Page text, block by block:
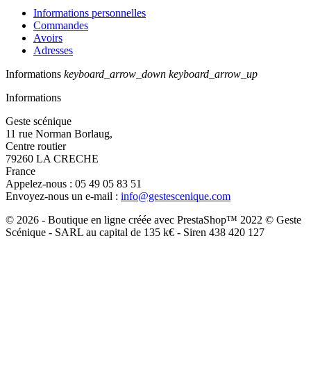
Informations personnelles
Commandes
Avoirs
Adresses
Informations keyboard_arrow_down keyboard_arrow_up
Informations
Geste scénique
11 rue Norman Borlaug,
Centre routier
79260 LA CRECHE
France
Appelez-nous : 05 49 05 83 51
Envoyez-nous un e-mail : info@gestescenique.com
© 2026 - Boutique en ligne créée avec PrestaShop™ 2022 © Geste
Scénique - SARL au capital de 135 k€ - Siren 438 420 127